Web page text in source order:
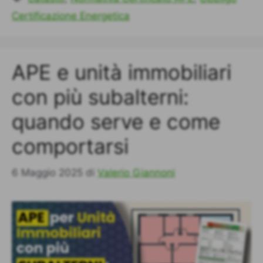
Certificazione Energetica
APE e unità immobiliari
con più subalterni:
quando serve e come
comportarsi
6 Maggio 2025 di Valerio Giannoni